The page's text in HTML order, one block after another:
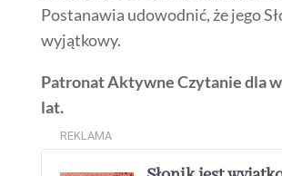
Postanawia udowodnić, że jego
wyjątkowy.
Patronat Aktywne Czytanie dla
lat.
REKLAMA